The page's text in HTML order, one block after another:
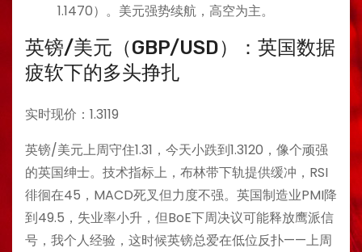
1.1470）。美元强势续航，高空为主。
英镑/美元（GBP/USD）：英国数据
疲软下的多头挣扎
实时现价：1.3119
英镑/美元上周守住1.31，今天小跌到1.3120，像个顽强
的英国绅士。技术指标上，布林带下轨提供缓冲，RSI
徘徊在45，MACD死叉但力度不强。英国制造业PMI降
到49.5，失业率小升，但BoE下周决议可能释放鹰派信
号，我个人经验，这时候英镑总爱在低位反扑——上周